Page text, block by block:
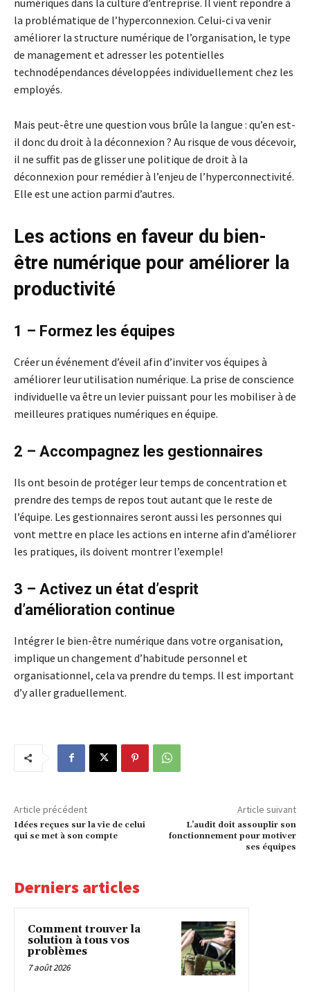
la problématique de l’hyperconnexion. Celui-ci va venir
améliorer la structure numérique de l’organisation, le type
de management et adresser les potentielles
technodépendances développées individuellement chez les
employés.
Mais peut-être une question vous brûle la langue : qu’en est-
il donc du droit à la déconnexion ? Au risque de vous décevoir,
il ne suffit pas de glisser une politique de droit à la
déconnexion pour remédier à l’enjeu de l’hyperconnectivité.
Elle est une action parmi d’autres.
Les actions en faveur du bien-
être numérique pour améliorer la
productivité
1 – Formez les équipes
Créer un événement d’éveil afin d’inviter vos équipes à
améliorer leur utilisation numérique. La prise de conscience
individuelle va être un levier puissant pour les mobiliser à de
meilleures pratiques numériques en équipe.
2 – Accompagnez les gestionnaires
Ils ont besoin de protéger leur temps de concentration et
prendre des temps de repos tout autant que le reste de
l’équipe. Les gestionnaires seront aussi les personnes qui
vont mettre en place les actions en interne afin d’améliorer
les pratiques, ils doivent montrer l’exemple!
3 – Activez un état d’esprit
d’amélioration continue
Intégrer le bien-être numérique dans votre organisation,
implique un changement d’habitude personnel et
organisationnel, cela va prendre du temps. Il est important
d’y aller graduellement.
Article précédent
Idées reçues sur la vie de celui
qui se met à son compte
Article suivant
L’audit doit assouplir son
fonctionnement pour motiver
ses équipes
Derniers articles
Comment trouver la
solution à tous vos
problèmes
7 août 2026